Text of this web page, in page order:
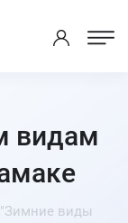
видам
"Зимние виды